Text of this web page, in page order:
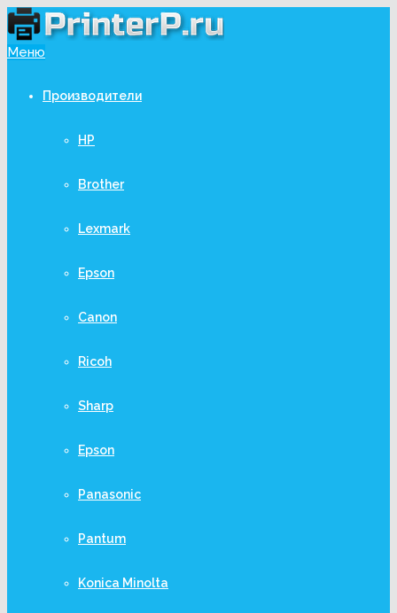
Меню
Производители
HP
Brother
Lexmark
Epson
Canon
Ricoh
Sharp
Epson
Panasonic
Pantum
Konica Minolta